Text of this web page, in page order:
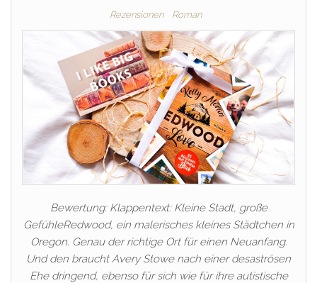
Rezensionen Roman
Bewertung: Klappentext: Kleine Stadt, große
GefühleRedwood, ein malerisches kleines Städtchen in
Oregon. Genau der richtige Ort für einen Neuanfang.
Und den braucht Avery Stowe nach einer desaströsen
Ehe dringend, ebenso für sich wie für ihre autistische